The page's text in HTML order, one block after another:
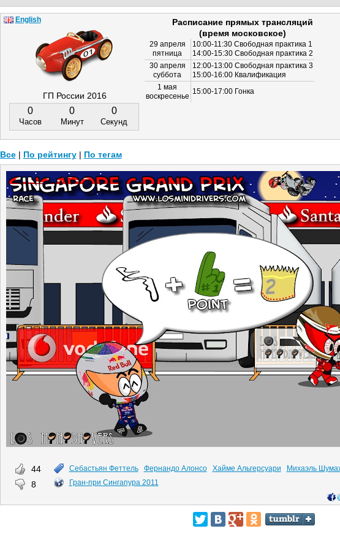
44
8
Себастьян Феттель Фернандо Алонсо Хайме Альгерсуари Михаэль
Гран-при Сингапура 2011
ГП России 2016
0
Часов
0
Минут
0
Секунд
Расписание прямых трансляций
(время московское)
29 апреля
пятница
10:00-11:30 Свободная практика 1
14:00-15:30 Свободная практика 2
30 апреля
суббота
12:00-13:00 Свободная практика 3
15:00-16:00 Квалификация
1 мая
воскресенье
15:00-17:00 Гонка
English
Все| По рейтингу| По тегам